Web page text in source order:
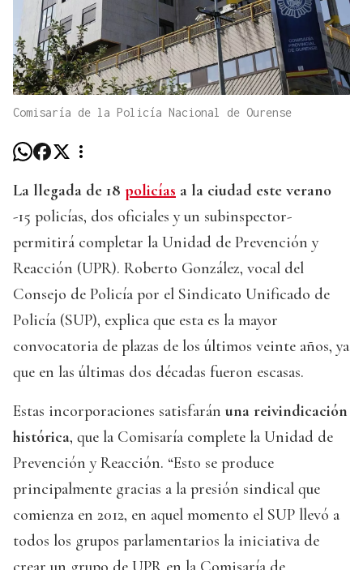
Comisaría de la Policía Nacional de Ourense
La llegada de 18 policías a la ciudad este verano
-15 policías, dos oficiales y un subinspector-
permitirá completar la Unidad de Prevención y
Reacción (UPR). Roberto González, vocal del
Consejo de Policía por el Sindicato Unificado de
Policía (SUP), explica que esta es la mayor
convocatoria de plazas de los últimos veinte años, ya
que en las últimas dos décadas fueron escasas.
Estas incorporaciones satisfarán una reivindicación
histórica, que la Comisaría complete la Unidad de
Prevención y Reacción. “Esto se produce
principalmente gracias a la presión sindical que
comienza en 2012, en aquel momento el SUP llevó a
todos los grupos parlamentarios la iniciativa de